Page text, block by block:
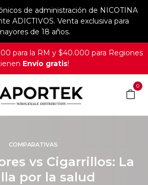
de administración de NICOTINA
ADICTIVOS. Venta exclusiva para
de 18 años.
para la RM y $40.000 para Regiones
Envío gratis!
0
COMPARATIVAS
vs Cigarrillos: La
por la salud